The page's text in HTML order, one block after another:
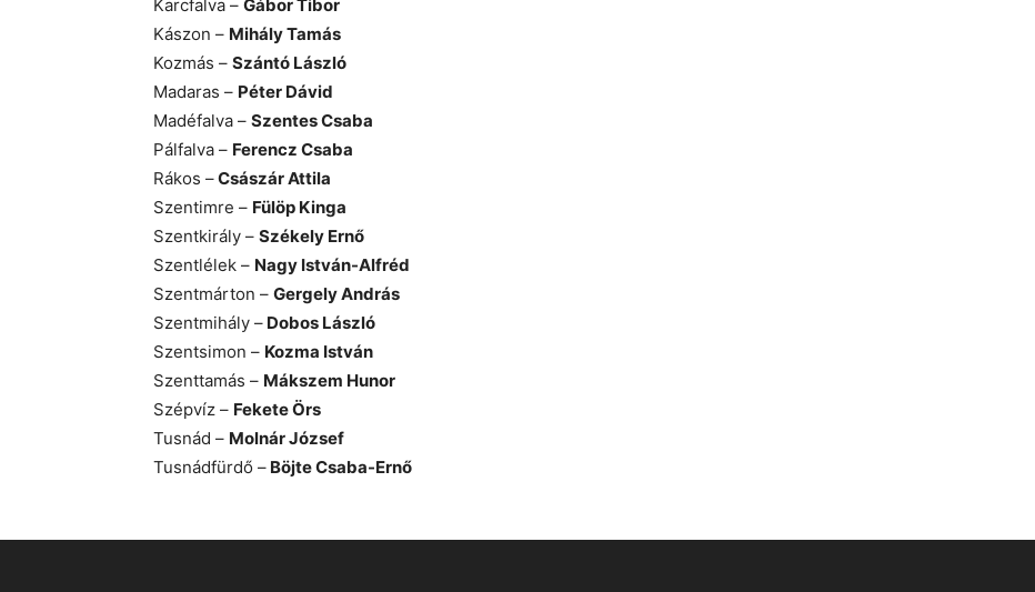
Karcfalva – Gábor Tibor
Kászon – Mihály Tamás
Kozmás – Szántó László
Madaras – Péter Dávid
Madéfalva – Szentes Csaba
Pálfalva – Ferencz Csaba
Rákos –Császár Attila
Szentimre – Fülöp Kinga
Szentkirály – Székely Ernő
Szentlélek – Nagy István-Alfréd
Szentmárton – Gergely András
Szentmihály – Dobos László
Szentsimon – Kozma István
Szenttamás – Mákszem Hunor
Szépvíz – Fekete Örs
Tusnád – Molnár József
Tusnádfürdő – Böjte Csaba-Ernő